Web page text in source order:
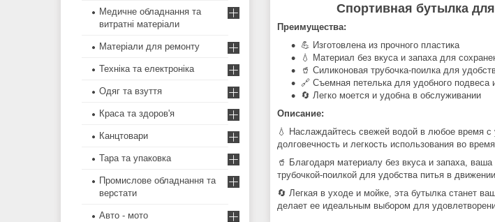
Спортивная бутылка
Преимущества:
💪 Изготовлена из прочного пластика
💧 Материал без вкуса и запаха для
🥤 Силиконовая трубочка-поилка для
🔗 Съемная петелька для удобного подвеса
🔄 Легко моется и удобна в обслуживании
Описание:
💧 Наслаждайтесь свежей водой в любое время с
долговечность и легкость использования во
🥤 Благодаря материалу без вкуса и запаха,
трубочкой-поилкой для удобства питья в
🔄 Легкая в уходе и мойке, эта бутылка станет
делает ее идеальным выбором для
Медичне обладнання та
витратні матеріали
Матеріали для ремонту
Техніка та електроніка
Одяг та взуття
Краса та здоров'я
Канцтовари
Тара та упаковка
Промислове обладнання та
верстати
Авто - мото